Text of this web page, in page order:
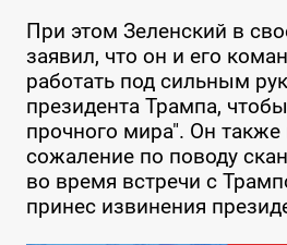
При этом Зеленский в
заявил, что он и его
работать под сильным
президента Трампа,
прочного мира". Он
сожаление по поводу
во время встречи с
принес извинения